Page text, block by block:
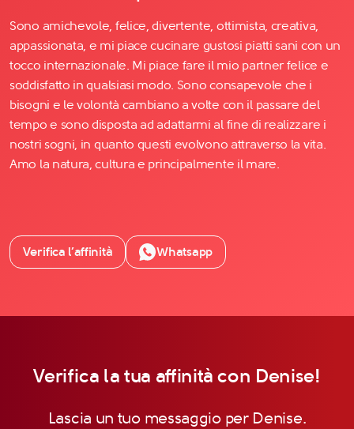
Sono amichevole, felice, divertente, ottimista, creativa,
appassionata, e mi piace cucinare gustosi piatti sani con un
tocco internazionale. Mi piace fare il mio partner felice e
soddisfatto in qualsiasi modo. Sono consapevole che i
bisogni e le volontà cambiano a volte con il passare del
tempo e sono disposta ad adattarmi al fine di realizzare i
nostri sogni, in quanto questi evolvono attraverso la vita.
Amo la natura, cultura e principalmente il mare.
Verifica l’affinità Whatsapp
Verifica la tua affinità con Denise!
Lascia un tuo messaggio per Denise.